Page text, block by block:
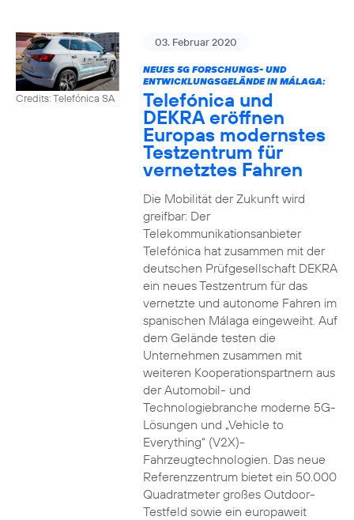
Credits: Telefónica SA
03. Februar 2020
NEUES 5G FORSCHUNGS- UND
ENTWICKLUNGSGELÄNDE IN MÁLAGA:
Telefónica und
DEKRA eröffnen
Europas modernstes
Testzentrum für
vernetztes Fahren
Die Mobilität der Zukunft wird
greifbar: Der
Telekommunikationsanbieter
Telefónica hat zusammen mit der
deutschen Prüfgesellschaft DEKRA
ein neues Testzentrum für das
vernetzte und autonome Fahren im
spanischen Málaga eingeweiht. Auf
dem Gelände testen die
Unternehmen zusammen mit
weiteren Kooperationspartnern aus
der Automobil- und
Technologiebranche moderne 5G-
Lösungen und „Vehicle to
Everything“ (V2X)-
Fahrzeugtechnologien. Das neue
Referenzzentrum bietet ein 50.000
Quadratmeter großes Outdoor-
Testfeld sowie ein europaweit